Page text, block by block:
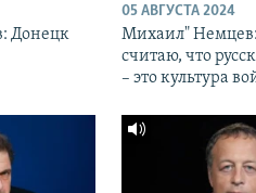
Донецк
05 АВГУСТА 2024
Михаил"
считаю, что
– это культура